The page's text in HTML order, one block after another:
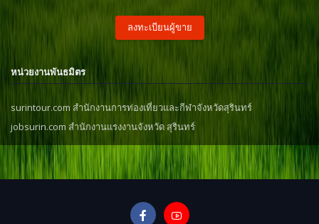
ลงทะเบียนผู้ขาย
หน่วยงานพันธมิตร
surintour.com สำนักงานการท่องเที่ยวและกีฬาจังหวัดสุรินทร์
jobsurin.com สำนักงานแรงงานจังหวัด สุรินทร์